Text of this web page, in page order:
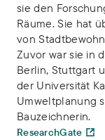
sie den
Räume. Sie hat
von
Zuvor war sie in
Berlin, Stuttgart
der Universität
Umweltplanung
Bauzeichnerin.
ResearchGate